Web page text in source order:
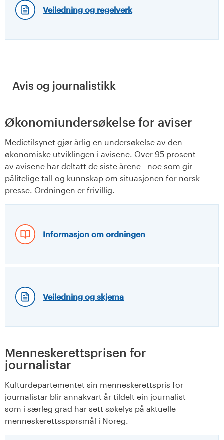
Veiledning og regelverk
Avis og journalistikk
Økonomiundersøkelse for aviser
Medietilsynet gjør årlig en undersøkelse av den
økonomiske utviklingen i avisene. Over 95 prosent
av avisene har deltatt de siste årene - noe som gir
pålitelige tall og kunnskap om situasjonen for norsk
presse. Ordningen er frivillig.
Informasjon om ordningen
Veiledning og skjema
Menneskerettsprisen for
journalistar
Kulturdepartementet sin menneskerettspris for
journalistar blir annakvart år tildelt ein journalist
som i særleg grad har sett søkelys på aktuelle
menneskerettsspørsmål i Noreg.